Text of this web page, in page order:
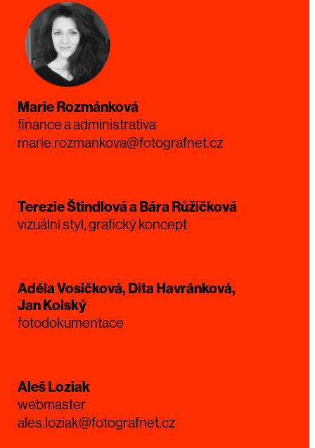
Marie Rozmánková
finance a administrativa
marie.rozmankova@fotografnet.cz
Terezie Štindlová a Bára Růžičková
vizuální styl, grafický koncept
Adéla Vosičková, Dita Havránková,
Jan Kolský
fotodokumentace
Aleš Loziak
webmaster
ales.loziak@fotografnet.cz